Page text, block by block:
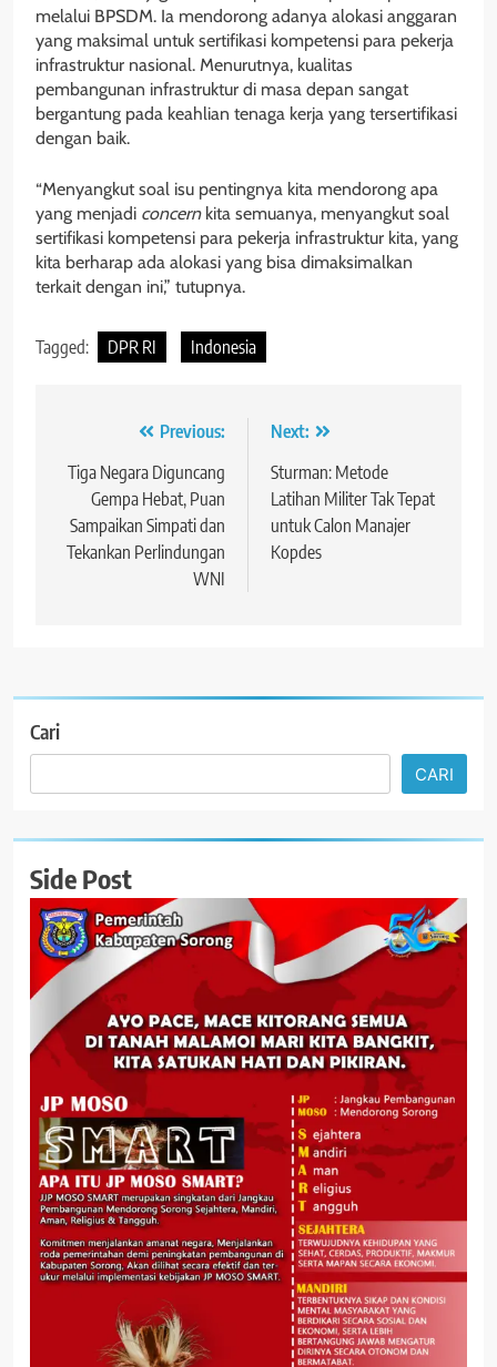
melalui BPSDM. Ia mendorong adanya alokasi anggaran
yang maksimal untuk sertifikasi kompetensi para pekerja
infrastruktur nasional. Menurutnya, kualitas
pembangunan infrastruktur di masa depan sangat
bergantung pada keahlian tenaga kerja yang tersertifikasi
dengan baik.
“Menyangkut soal isu pentingnya kita mendorong apa
yang menjadi concernkita semuanya, menyangkut soal
sertifikasi kompetensi para pekerja infrastruktur kita, yang
kita berharap ada alokasi yang bisa dimaksimalkan
terkait dengan ini,” tutupnya.
Tagged: DPR RI Indonesia
Navigasi
pos
Previous:
Tiga Negara Diguncang
Gempa Hebat, Puan
Sampaikan Simpati dan
Tekankan Perlindungan
WNI
Next:
Sturman: Metode
Latihan Militer Tak Tepat
untuk Calon Manajer
Kopdes
Cari
CARI
Side Post